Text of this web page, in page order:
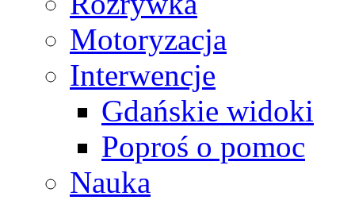
Motoryzacja
Interwencje
Gdańskie widoki
Poproś o pomoc
Nauka